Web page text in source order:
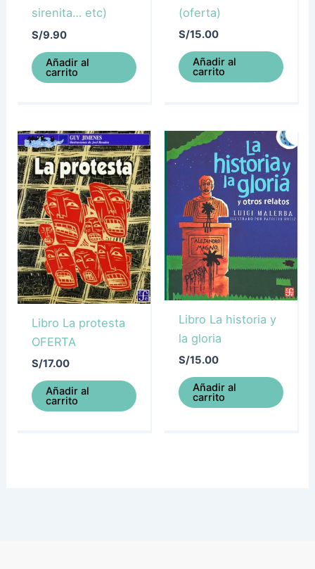
sirenita… etc)
S/9.90
Añadir al
carrito
(oferta)
S/15.00
Añadir al
carrito
Libro La protesta
OFERTA
S/17.00
Añadir al
carrito
Libro La historia y
la gloria
S/15.00
Añadir al
carrito